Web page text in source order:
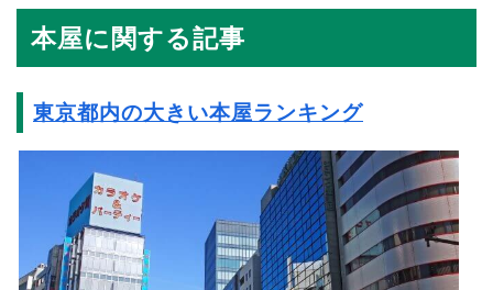
本屋に関する記事
東京都内の大きい本屋ランキング